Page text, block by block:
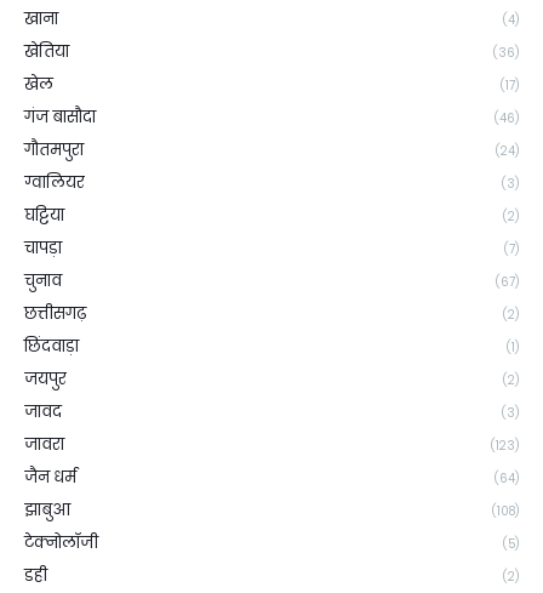
खाना (4)
खेतिया (36)
खेल (17)
गंज बासौदा (46)
गौतमपुरा (24)
ग्वालियर (3)
घट्टिया (2)
चापड़ा (7)
चुनाव (67)
छत्तीसगढ़ (2)
छिंदवाड़ा (1)
जयपुर (2)
जावद (3)
जावरा (123)
जैन धर्म (64)
झाबुआ (108)
टेक्नोलॉजी (5)
डही (2)